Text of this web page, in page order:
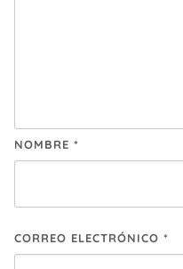
NOMBRE *
CORREO ELECTRÓNICO *